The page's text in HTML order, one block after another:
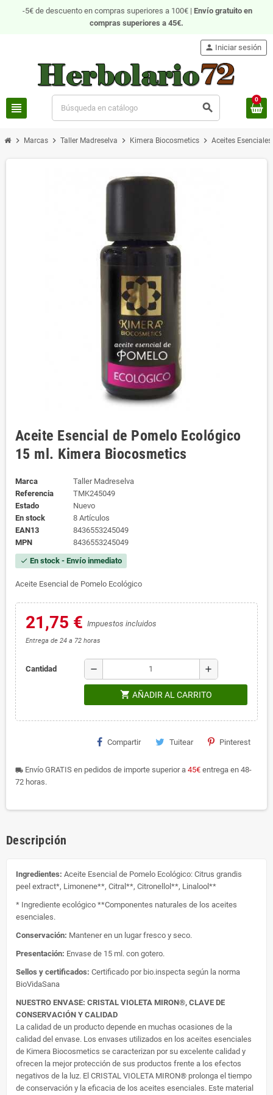
-5€ de descuento en compras superiores a 100€ | Envío gratuito en
compras superiores a 45€.
view_headline search
person Iniciar sesión
0
chevron_right Marcas chevron_right Taller Madreselva chevron_right Kimera Biocosmetics chevron_right Aceites Esenciales
Aceite Esencial de Pomelo Ecológico
15 ml. Kimera Biocosmetics
Marca
Taller Madreselva
Referencia
TMK245049
Estado
Nuevo
En stock
8 Artículos
EAN13
8436553245049
MPN
8436553245049
check En stock - Envío inmediato
Aceite Esencial de Pomelo Ecológico
21,75 € Impuestos incluidos
Entrega de 24 a 72 horas
Cantidad remove add
shopping_cart AÑADIR AL CARRITO
Compartir Tuitear Pinterest
local_shipping Envío GRATIS en pedidos de importe superior a 45€ entrega en 48-
72 horas.
Descripción
Ingredientes: Aceite Esencial de Pomelo Ecológico: Citrus grandis
peel extract*, Limonene**, Citral**, Citronellol**, Linalool**
* Ingrediente ecológico **Componentes naturales de los aceites
esenciales.
Conservación: Mantener en un lugar fresco y seco.
Presentación: Envase de 15 ml. con gotero.
Sellos y certificados: Certificado por bio.inspecta según la norma
BioVidaSana
NUESTRO ENVASE: CRISTAL VIOLETA MIRON®, CLAVE DE
CONSERVACIÓN Y CALIDAD
La calidad de un producto depende en muchas ocasiones de la
calidad del envase. Los envases utilizados en los aceites esenciales
de Kimera Biocosmetics se caracterizan por su excelente calidad y
ofrecen la mejor protección de sus productos frente a los efectos
negativos de la luz. El CRISTAL VIOLETA MIRON® prolonga el tiempo
de conservación y la eficacia de los aceites esenciales. Este material